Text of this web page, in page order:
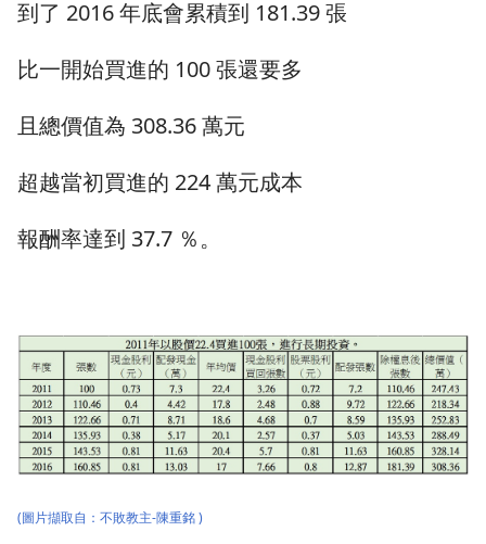
到了 2016 年底會累積到 181.39 張
比一開始買進的 100 張還要多
且總價值為 308.36 萬元
超越當初買進的 224 萬元成本
報酬率達到 37.7 ％。
(圖片擷取自： 不敗教主-陳重銘)